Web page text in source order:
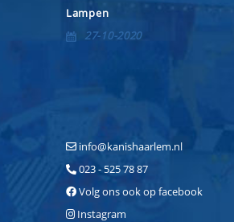
Lampen
27-10-2020
info@kanishaarlem.nl
023 - 525 78 87
Volg ons ook op facebook
Instagram